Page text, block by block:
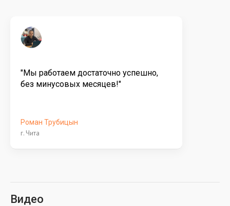
"Мы работаем достаточно успешно,
без минусовых месяцев!"
Роман Трубицын
г. Чита
Видео